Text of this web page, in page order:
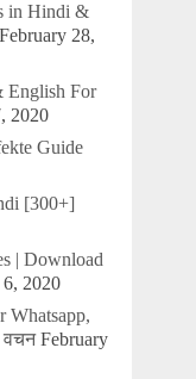
in Hindi &
February 28,
English For
2020
Guide
[300+]
| Download
2020
Whatsapp,
वचन February